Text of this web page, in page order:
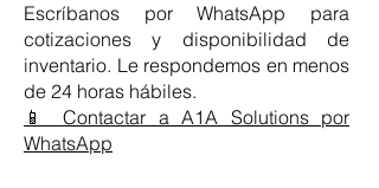
Escríbanos por WhatsApp para
cotizaciones y disponibilidad de
inventario. Le respondemos en menos
de 24 horas hábiles.
📱 Contactar a A1A Solutions por
WhatsApp